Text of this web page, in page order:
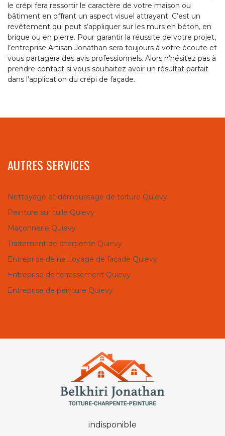
le crépi fera ressortir le caractère de votre maison ou
bâtiment en offrant un aspect visuel attrayant. C’est un
revêtement qui peut s’appliquer sur les murs en béton, en
brique ou en pierre. Pour garantir la réussite de votre projet,
l’entreprise Artisan Jonathan sera toujours à votre écoute et
vous partagera des avis professionnels. Alors n’hésitez pas à
prendre contact si vous souhaitez avoir un résultat parfait
dans l’application du crépi de façade.
AUTRES SERVICES
Nettoyage et démoussage de toiture Quievy
Peinture sur tuile Quievy
Maçonnerie Quievy
Traitement de charpente Quievy
Entreprise de nettoyage de façade Quievy
Entreprise de terrassement Quievy
Entreprise de peinture Quievy
indisponible